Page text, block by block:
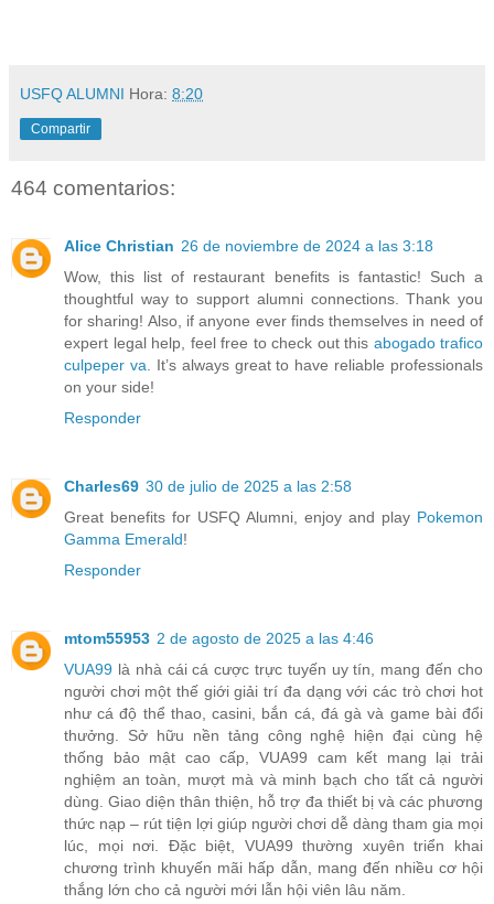
USFQ ALUMNI Hora: 8:20
Compartir
464 comentarios:
Alice Christian 26 de noviembre de 2024 a las 3:18
Wow, this list of restaurant benefits is fantastic! Such a
thoughtful way to support alumni connections. Thank you
for sharing! Also, if anyone ever finds themselves in need of
expert legal help, feel free to check out this abogado trafico
culpeper va . It’s always great to have reliable professionals
on your side!
Responder
Charles69 30 de julio de 2025 a las 2:58
Great benefits for USFQ Alumni, enjoy and play Pokemon
Gamma Emerald!
Responder
mtom55953 2 de agosto de 2025 a las 4:46
VUA99 là nhà cái cá cược trực tuyến uy tín, mang đến cho
người chơi một thế giới giải trí đa dạng với các trò chơi hot
như cá độ thể thao, casini, bắn cá, đá gà và game bài đổi
thưởng. Sở hữu nền tảng công nghệ hiện đại cùng hệ
thống bảo mật cao cấp, VUA99 cam kết mang lại trải
nghiệm an toàn, mượt mà và minh bạch cho tất cả người
dùng. Giao diện thân thiện, hỗ trợ đa thiết bị và các phương
thức nạp – rút tiện lợi giúp người chơi dễ dàng tham gia mọi
lúc, mọi nơi. Đặc biệt, VUA99 thường xuyên triển khai
chương trình khuyến mãi hấp dẫn, mang đến nhiều cơ hội
thắng lớn cho cả người mới lẫn hội viên lâu năm.